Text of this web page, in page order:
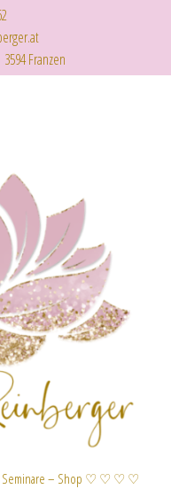
Franzen
Seminare – Shop ♡ ♡ ♡ ♡